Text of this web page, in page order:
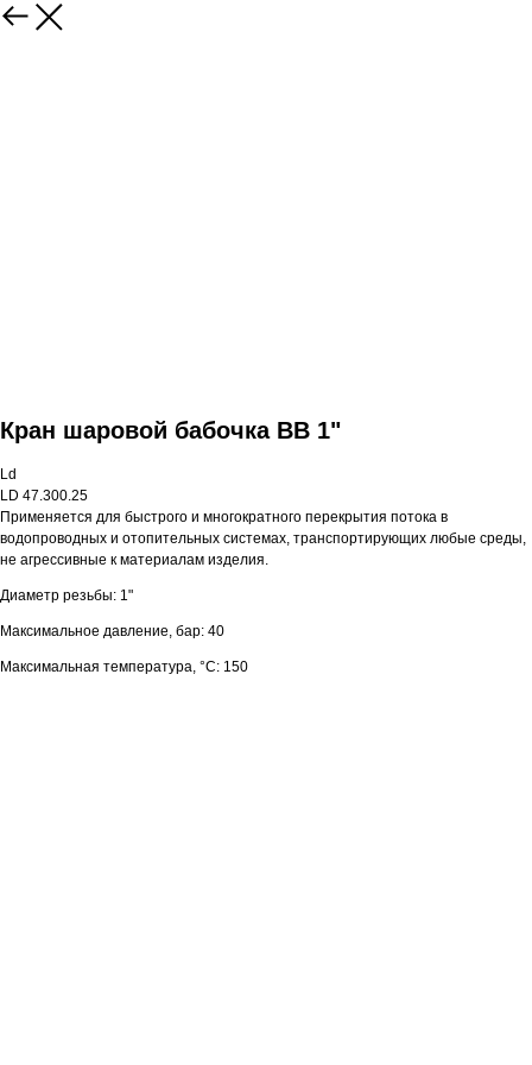
Кран шаровой бабочка ВВ 1"
Ld
LD 47.300.25
Применяется для быстрого и многократного перекрытия потока в
водопроводных и отопительных системах, транспортирующих любые среды,
не агрессивные к материалам изделия.
Диаметр резьбы: 1"
Максимальное давление, бар: 40
Максимальная температура, °С: 150